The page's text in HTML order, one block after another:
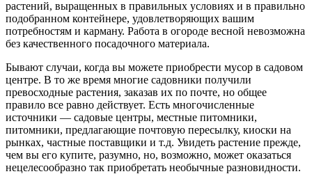
растений, выращенных в правильных условиях и в правильно
подобранном контейнере, удовлетворяющих вашим
потребностям и карману. Работа в огороде весной невозможна
без качественного посадочного материала.
Бывают случаи, когда вы можете приобрести мусор в садовом
центре. В то же время многие садовники получили
превосходные растения, заказав их по почте, но общее
правило все равно действует. Есть многочисленные
источники — садовые центры, местные питомники,
питомники, предлагающие почтовую пересылку, киоски на
рынках, частные поставщики и т.д. Увидеть растение прежде,
чем вы его купите, разумно, но, возможно, может оказаться
нецелесообразно так приобретать необычные разновидности.